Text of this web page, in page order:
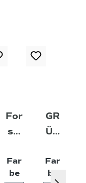
For
st-
re
m
Far
beauswählen
GR
ÜN
LZ
®
Far
be